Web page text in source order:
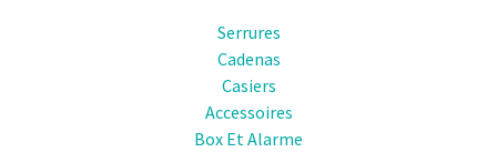
Serrures
Cadenas
Casiers
Accessoires
Box Et Alarme